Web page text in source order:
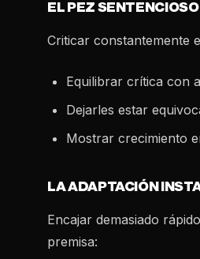
EL PEZ SENTENCIOSO
Criticar constantemente
Equilibrar crítica con
Dejarles estar
Mostrar crecimiento
LA ADAPTACIÓN
Encajar demasiado
premisa: